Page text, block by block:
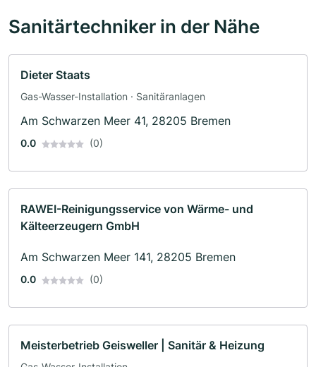
Sanitärtechniker in der Nähe
Dieter Staats
Gas-Wasser-Installation · Sanitäranlagen
Am Schwarzen Meer 41, 28205 Bremen
0.0 (0)
RAWEI-Reinigungsservice von Wärme- und
Kälteerzeugern GmbH
Am Schwarzen Meer 141, 28205 Bremen
0.0 (0)
Meisterbetrieb Geisweller | Sanitär & Heizung